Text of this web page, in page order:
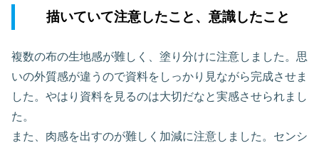
描いていて注意したこと、意識したこと
複数の布の生地感が難しく、塗り分けに注意しました。思
いの外質感が違うので資料をしっかり見ながら完成させま
した。やはり資料を見るのは大切だなと実感させられまし
た。
また、肉感を出すのが難しく加減に注意しました。センシ